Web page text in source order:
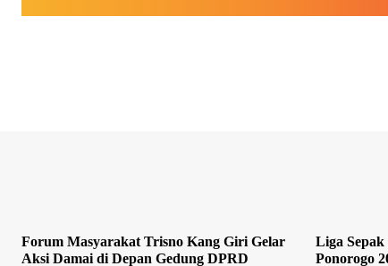
Forum Masyarakat Trisno Kang Giri Gelar
Aksi Damai di Depan Gedung DPRD
Liga
Ponorogo